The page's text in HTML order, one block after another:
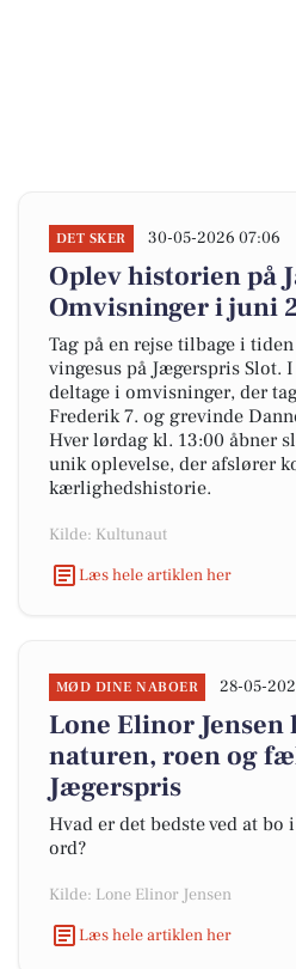
DET SKER 30-05-2026 07:06
Oplev historien på
Omvisninger i juni
Tag på en rejse tilbage i
vingesus på Jægerspris Slot.
deltage i omvisninger, der
Frederik 7. og grevinde
Hver lørdag kl. 13:00 åbner
unik oplevelse, der afslører
kærlighedshistorie.
Kilde: Kultunaut
Læs hele artiklen her
MØD DINE NABOER 28-05-
Lone Elinor Jensen
naturen, roen og
Jægerspris
Hvad er det bedste ved at
ord?
Kilde: Lone Elinor Jensen
Læs hele artiklen her